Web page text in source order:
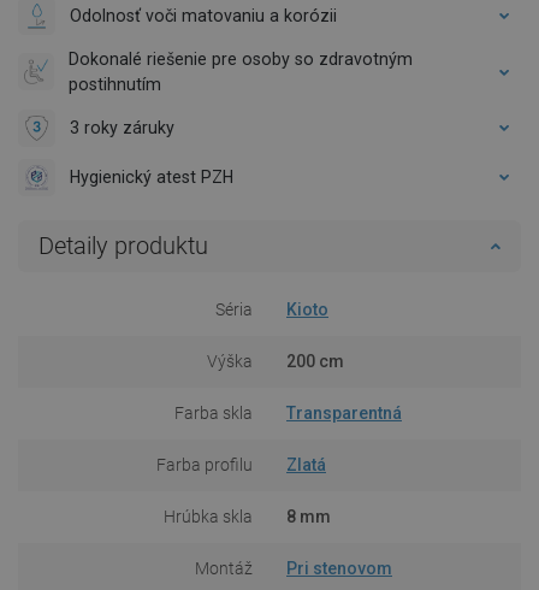
Odolnosť voči matovaniu a korózii
Dokonalé riešenie pre osoby so zdravotným
postihnutím
3 roky záruky
Hygienický atest PZH
Detaily produktu
Séria Kioto
Výška 200 cm
Farba skla Transparentná
Farba profilu Zlatá
Hrúbka skla 8 mm
Montáž Pri stenovom